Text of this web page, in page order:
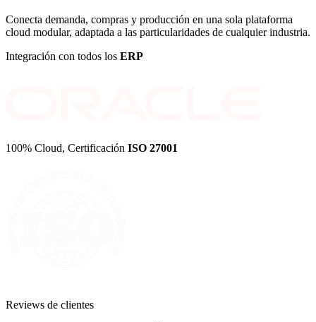
Conecta demanda, compras y producción en una sola plataforma
cloud modular, adaptada a las particularidades de cualquier industria.
Integración con todos los ERP
100% Cloud, Certificación ISO 27001
Reviews de clientes